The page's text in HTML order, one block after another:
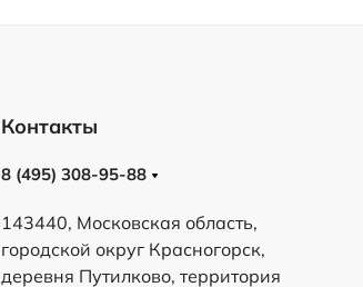
Контакты
8 (495) 308-95-88
143440, Московская область,
городской округ Красногорск,
деревня Путилково, территория